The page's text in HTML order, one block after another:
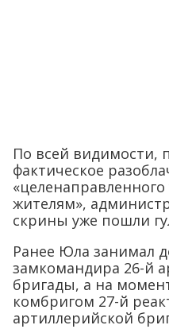
По всей видимости,
фактическое
жителям»,
скрины уже пошли
Ранее Юла занимал
замкомандира 26-й
бригады, а на
комбригом 27-й
артиллерийской